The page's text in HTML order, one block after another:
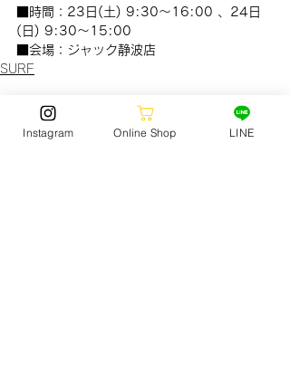
■時間：23日(土) 9:30〜16:00 、24日
(日) 9:30〜15:00
■会場：ジャック静波店
SURF
Instagram Online Shop LINE